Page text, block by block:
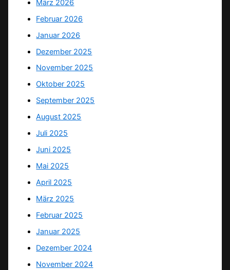
März 2026
Februar 2026
Januar 2026
Dezember 2025
November 2025
Oktober 2025
September 2025
August 2025
Juli 2025
Juni 2025
Mai 2025
April 2025
März 2025
Februar 2025
Januar 2025
Dezember 2024
November 2024